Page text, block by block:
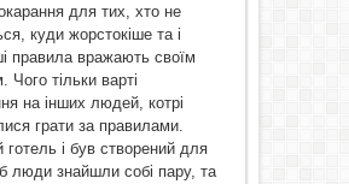
для тих, хто не
куди жорстокіше та і
правила вражають своїм
Чого тільки варті
на інших людей, котрі
грати за правилами.
готель і був створений для
люди знайшли собі пару, та